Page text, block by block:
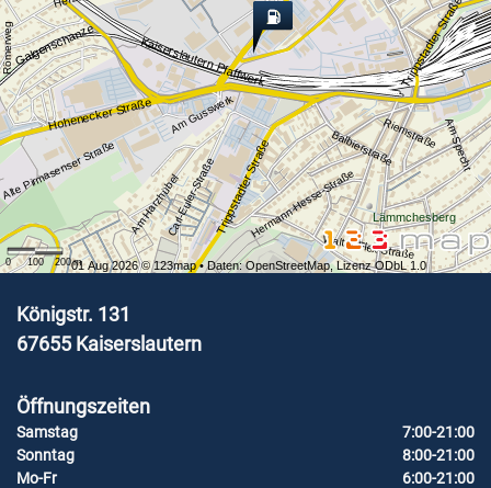
Kaiserslautern Pfaffwerk
Galgenschanze
Lämmchesberg
Trippstadter Straße
Hohenecker Straße
Trippstadter Straße
RiemstraßeAm Specht
Hermann-Hesse-Straße
Carl-Euler-Straße
Am Gusswerk
Am Harzhübel
Walter-Flex-Straße
Römerweg
Balbierstraße
Alte Pirmasenser Straße
0 100 200 m
01 Aug 2026 ©123map• Daten:OpenStreetMap,Lizenz ODbL 1.0
Königstr. 131
67655 Kaiserslautern
Öffnungszeiten
Samstag
7:00-21:00
Sonntag
8:00-21:00
Mo-Fr
6:00-21:00